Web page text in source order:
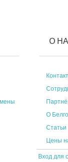
О
О
Статьи
Цены
Вход для